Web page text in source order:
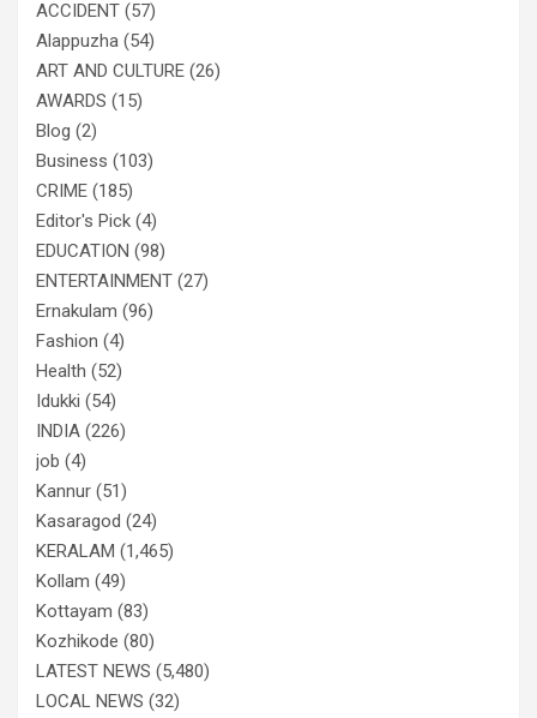
ACCIDENT (57)
Alappuzha (54)
ART AND CULTURE (26)
AWARDS (15)
Blog (2)
Business (103)
CRIME (185)
Editor's Pick (4)
EDUCATION (98)
ENTERTAINMENT (27)
Ernakulam (96)
Fashion (4)
Health (52)
Idukki (54)
INDIA (226)
job (4)
Kannur (51)
Kasaragod (24)
KERALAM (1,465)
Kollam (49)
Kottayam (83)
Kozhikode (80)
LATEST NEWS (5,480)
LOCAL NEWS (32)